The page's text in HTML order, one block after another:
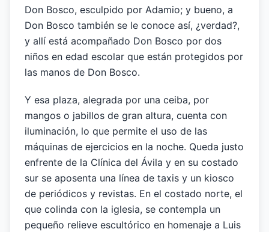
Don Bosco, esculpido por Adamio; y bueno, a
Don Bosco también se le conoce así, ¿verdad?,
y allí está acompañado Don Bosco por dos
niños en edad escolar que están protegidos por
las manos de Don Bosco.
Y esa plaza, alegrada por una ceiba, por
mangos o jabillos de gran altura, cuenta con
iluminación, lo que permite el uso de las
máquinas de ejercicios en la noche. Queda justo
enfrente de la Clínica del Ávila y en su costado
sur se aposenta una línea de taxis y un kiosco
de periódicos y revistas. En el costado norte, el
que colinda con la iglesia, se contempla un
pequeño relieve escultórico en homenaje a Luis